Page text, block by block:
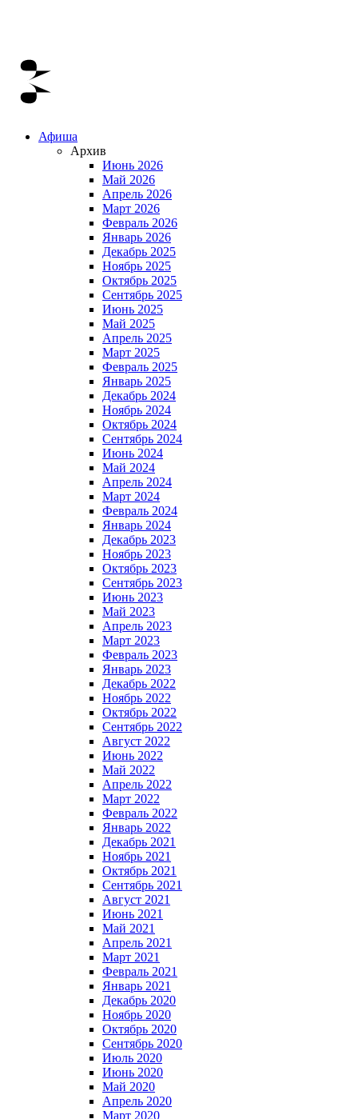
Афиша
Архив
Июнь 2026
Май 2026
Апрель 2026
Март 2026
Февраль 2026
Январь 2026
Декабрь 2025
Ноябрь 2025
Октябрь 2025
Сентябрь 2025
Июнь 2025
Май 2025
Апрель 2025
Март 2025
Февраль 2025
Январь 2025
Декабрь 2024
Ноябрь 2024
Октябрь 2024
Сентябрь 2024
Июнь 2024
Май 2024
Апрель 2024
Март 2024
Февраль 2024
Январь 2024
Декабрь 2023
Ноябрь 2023
Октябрь 2023
Сентябрь 2023
Июнь 2023
Май 2023
Апрель 2023
Март 2023
Февраль 2023
Январь 2023
Декабрь 2022
Ноябрь 2022
Октябрь 2022
Сентябрь 2022
Август 2022
Июнь 2022
Май 2022
Апрель 2022
Март 2022
Февраль 2022
Январь 2022
Декабрь 2021
Ноябрь 2021
Октябрь 2021
Сентябрь 2021
Август 2021
Июнь 2021
Май 2021
Апрель 2021
Март 2021
Февраль 2021
Январь 2021
Декабрь 2020
Ноябрь 2020
Октябрь 2020
Сентябрь 2020
Июль 2020
Июнь 2020
Май 2020
Апрель 2020
Март 2020